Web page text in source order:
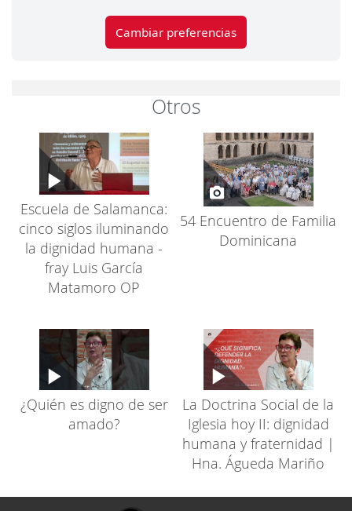
Cambiar preferencias
Otros
Escuela de Salamanca:
cinco siglos iluminando
la dignidad humana -
fray Luis García
Matamoro OP
54 Encuentro de Familia
Dominicana
¿Quién es digno de ser
amado?
La Doctrina Social de la
Iglesia hoy II: dignidad
humana y fraternidad |
Hna. Águeda Mariño